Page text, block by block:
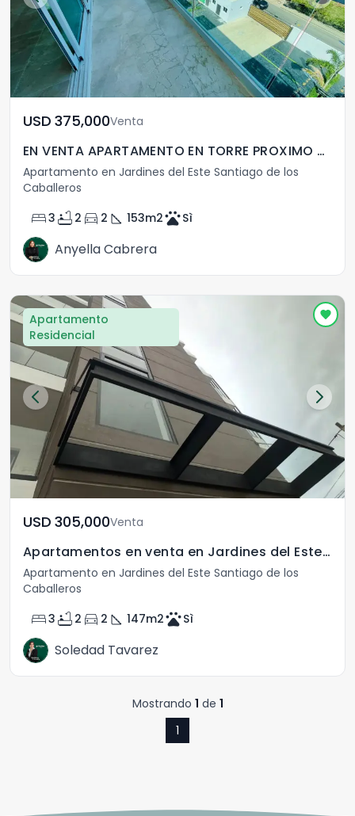
USD	375,000Venta
EN VENTA APARTAMENTO EN TORRE PROXIMO AL HOMS, SANTIAGO
Apartamento en Jardines del Este Santiago de los
Caballeros
bed3 bathtub 2 directions_car 2 square_foot 153m2petsSì
Anyella Cabrera
Apartamento
Residencial
USD	305,000Venta
Apartamentos en venta en Jardines del Este, Santiago
Apartamento en Jardines del Este Santiago de los
Caballeros
bed3 bathtub 2 directions_car 2 square_foot 147m2petsSì
Soledad Tavarez
Mostrando 1 de 1
1